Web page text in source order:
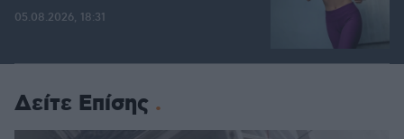
05.08.2026, 18:31
Δείτε Επίσης